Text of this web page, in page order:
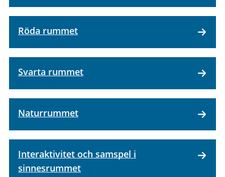
Röda rummet
Svarta rummet
Naturrummet
Interaktivitet och samspel i
sinnesrummet